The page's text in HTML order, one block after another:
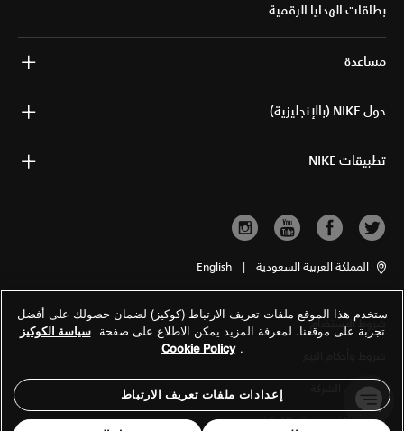
بطاقات الهدايا الرقمية
مساعدة
حول NIKE (بالإنجليزية)
تطبيقات NIKE
المملكة العربية السعودية |
English
شروط الاستخدام
معلومات الشركة
سياسة الخصوصية والكوكيز
ستخدم هذا الموقع ملفات تعريف الارتباط (كوكيز) لضمان حصولك على أفضل
تجربة على موقعنا. لمعرفة المزيد يمكن الاطلاع على صفحة سياسة الكوكيز
.
Cookie Policy
إعدادات ملفات تعريف الارتباط